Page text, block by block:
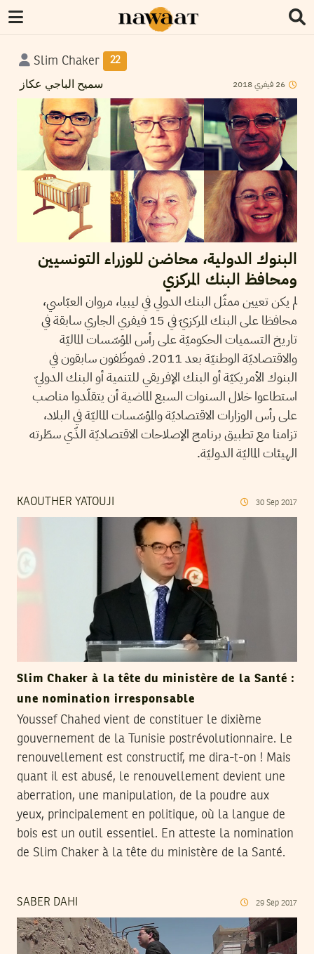
Slim Chaker 22
سميح الباجي عكاز 26 فيفري2018
البنوك الدولية، محاضن للوزراء التونسيين
ومحافظ البنك المركزي
لم يكن تعيين ممثّل البنك الدولي في ليبيا، مروان العبّاسي،
محافظا على البنك المركزيّ في 15 فيفري الجاري سابقة في
تاريخ التسميات الحكوميّة على رأس المؤسّسات الماليّة
والاقتصاديّة الوطنيّة بعد 2011. فموظّفون سابقون في
البنوك الأمريكيّة أو البنك الإفريقي للتنمية أو البنك الدوليّ
استطاعوا خلال السنوات السبع الماضية أن يتقلّدوا مناصب
على رأس الوزارات الاقتصاديّة والمؤسّسات الماليّة في البلاد،
تزامنا مع تطبيق برنامج الإصلاحات الاقتصاديّة الذّي سطّرته
الهيئات الماليّة الدوليّة.
KAOUTHER YATOUJI 30 Sep 2017
Slim Chaker à la tête du ministère de la Santé :
une nomination irresponsable
Youssef Chahed vient de constituer le dixième
gouvernement de la Tunisie postrévolutionnaire. Le
renouvellement est constructif, me dira-t-on ! Mais
quant il est abusé, le renouvellement devient une
aberration, une manipulation, de la poudre aux
yeux, principalement en politique, où la langue de
bois est un outil essentiel. En atteste la nomination
de Slim Chaker à la tête du ministère de la Santé.
SABER DAHI 29 Sep 2017